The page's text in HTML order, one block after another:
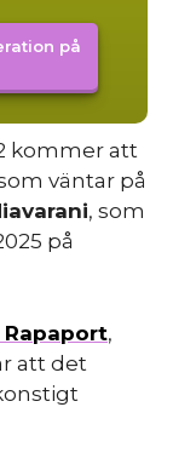
på
kommer att
väntar på
, som
på
Rapaport,
att det